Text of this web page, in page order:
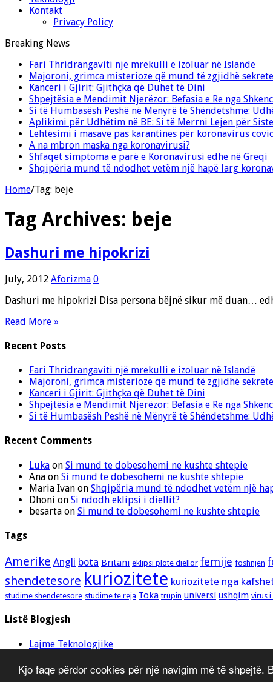
Kjo faqe përdor cookies për një navigim më të shpejtë.
Kontakt
Privacy Policy
Breaking News
Fari Thridrangaviti një mrekulli e izoluar në Islandë
Majoroni, grimca misterioze që mund të zgjidhë
Kanceri i Gjirit: Gjithçka që Duhet të Dini
Shpejtësia e Mendimit Njerëzor: Befasia e Re nga
Si të Humbasësh Peshë në Mënyrë të Shëndetshme:
Aplikimi për Udhëtim në BE: Si të Merrni Lejen për
Lehtësimi i masave pas karantinës për koronavirus
A na mbron maska nga koronavirusi?
Shfaqet simptoma e parë e Koronavirusi edhe në Greqi
Shqipëria mund të ndodhet vetëm një hapë larg
Home/Tag: beje
Tag Archives: beje
Dashuri me hipokrizi
July, 2012 Aforizma 0
Dashuri me hipokrizi Disa persona bëjnë sikur më duan…
Read More »
Recent Posts
Fari Thridrangaviti një mrekulli e izoluar në Islandë
Majoroni, grimca misterioze që mund të zgjidhë
Kanceri i Gjirit: Gjithçka që Duhet të Dini
Shpejtësia e Mendimit Njerëzor: Befasia e Re nga
Si të Humbasësh Peshë në Mënyrë të Shëndetshme:
Recent Comments
Luka on Si mund te dobesohemi ne kushte shtepie
Ana on Si mund te dobesohemi ne kushte shtepie
Maria Ivan on Shqipëria mund të ndodhet vetëm një
Dhoni on Si ndodh eklipsi i diellit?
besarta on Si mund te dobesohemi ne kushte shtepie
Tags
Amerike Angli bota Britani eklipsi plote diellor femije foshnjen
shendetesore kuriozitete kuriozitete nga
studime shendetesore studime te reja Toka trupin universi ushqim virus i
Listë Blogjesh
Lajme Teknologjike
© Copyright 2014 - 2026 SiteLuka Shqip, All Rights Reserved